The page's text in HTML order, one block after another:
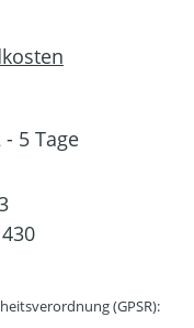
5 Tage
(GPSR):